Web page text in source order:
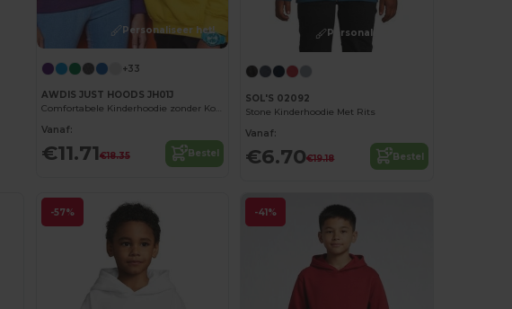
Personaliseer het!
+33
AWDIS JUST HOODS JH01J
Comfortabele Kinderhoodie zonder Koorden
Vanaf:
€11.71€18.35 Bestel
Personaliseer het!
SOL'S 02092
Stone Kinderhoodie Met Rits
Vanaf:
€6.70€19.18 Bestel
-57% -41%